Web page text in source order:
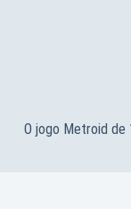
O jogo Metroid de